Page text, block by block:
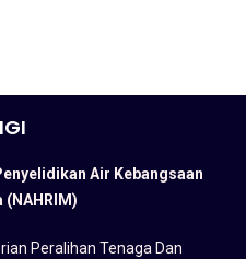
Air Kebangsaan
(NAHRIM)
Peralihan Tenaga Dan